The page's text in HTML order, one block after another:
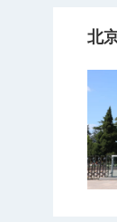
北